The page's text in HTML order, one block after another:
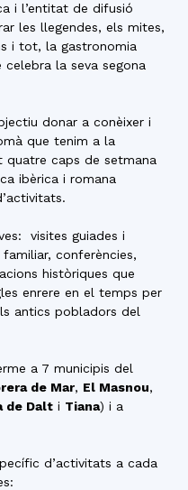
i l’entitat de difusió
les llegendes, els mites,
i tot, la gastronomia
la seva segona
donar a conèixer i
que tenim a la
quatre caps de setmana
ibèrica i romana
visites guiades i
conferències,
històriques que
enrere en el temps per
antics pobladors del
a 7 municipis del
de Mar, El Masnou,
de Dalt i Tiana) i a
d’activitats a cada